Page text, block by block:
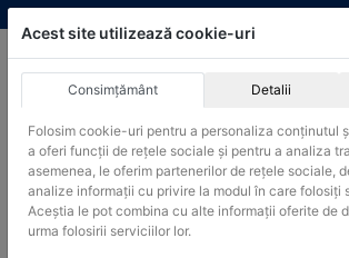
Skip
to
Produsele pot fi achizitionate si in
Products
search
Acest site utilizează cookie-uri
Consimțământ Detalii
Folosim cookie-uri pentru a personaliza conținutul
a oferi funcții de rețele sociale și pentru a analiza
asemenea, le oferim partenerilor de rețele sociale,
analize informații cu privire la modul în care folosiți
Aceștia le pot combina cu alte informații oferite de
urma folosirii serviciilor lor.